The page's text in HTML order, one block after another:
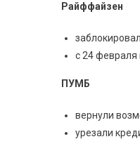
Райффайзен
с 24 февраля
ПУМБ
вернули
урезали